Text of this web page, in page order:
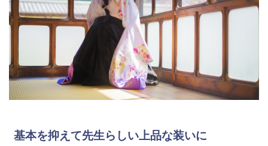
基本を抑えて先生らしい上品な装いに